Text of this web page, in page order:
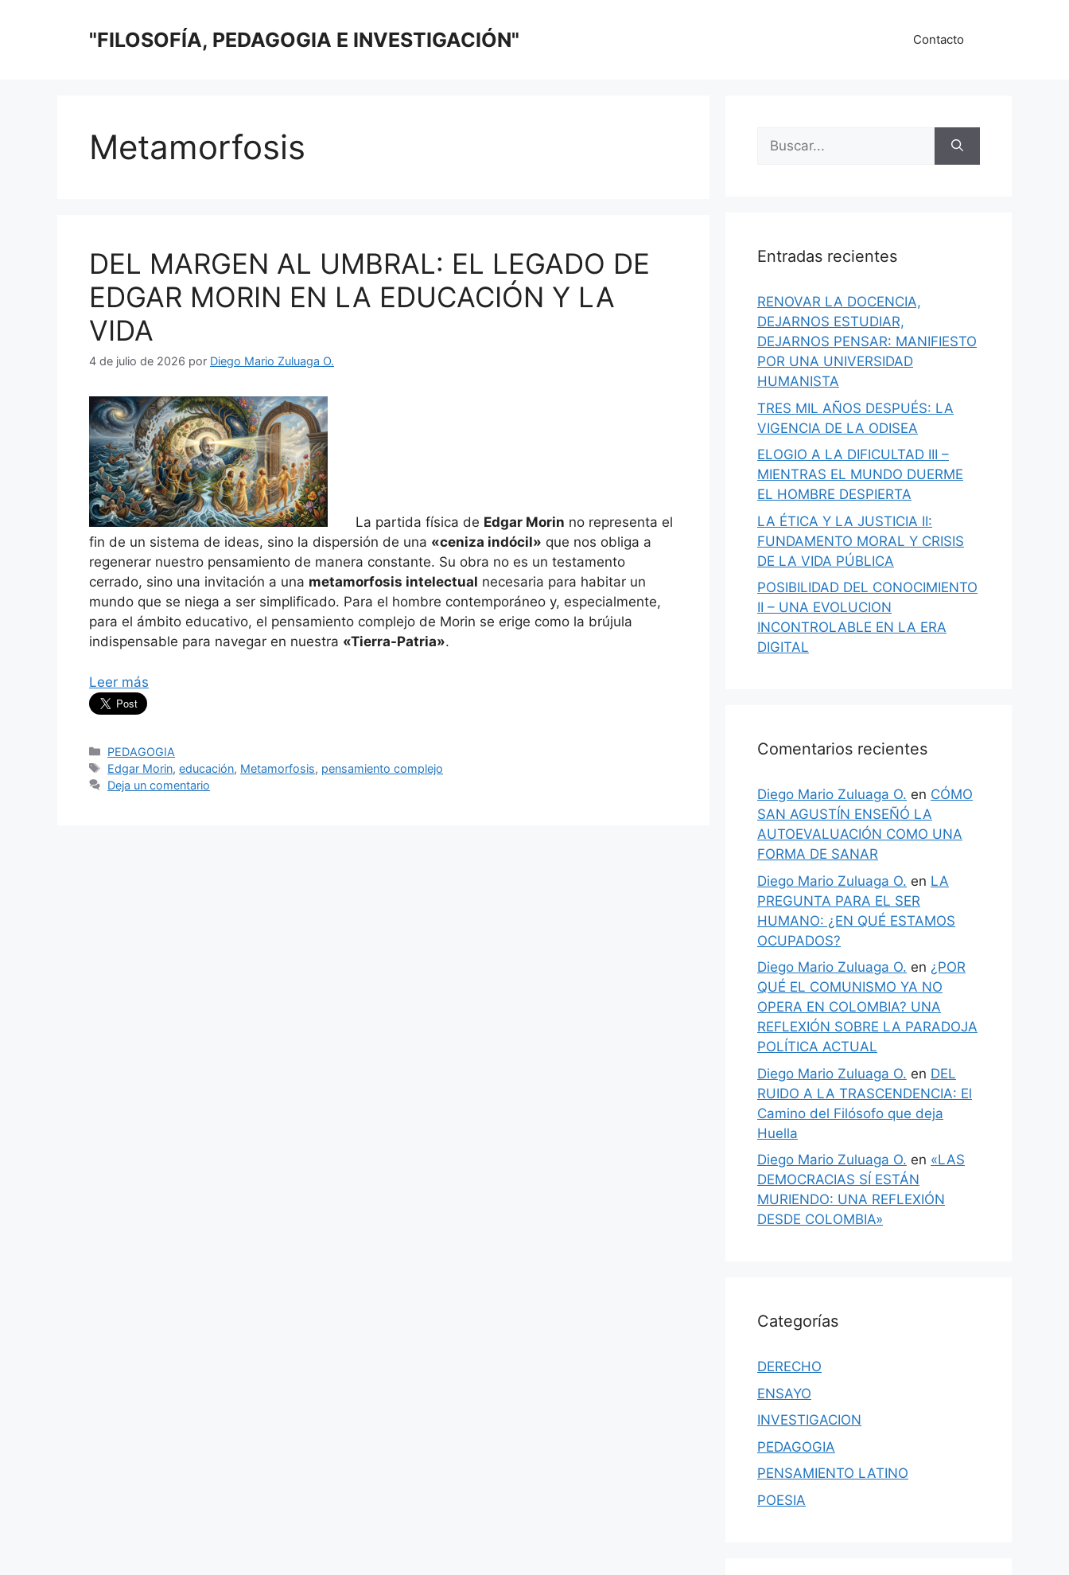
"FILOSOFÍA, PEDAGOGIA E INVESTIGACIÓN" Contacto
Metamorfosis
DEL MARGEN AL UMBRAL: EL LEGADO DE
EDGAR MORIN EN LA EDUCACIÓN Y LA
VIDA
4 de julio de 2026 por Diego Mario Zuluaga O.
La partida física de Edgar Morin no representa el
fin de un sistema de ideas, sino la dispersión de una «ceniza indócil» que nos obliga a
regenerar nuestro pensamiento de manera constante. Su obra no es un testamento
cerrado, sino una invitación a una metamorfosis intelectual necesaria para habitar un
mundo que se niega a ser simplificado. Para el hombre contemporáneo y, especialmente,
para el ámbito educativo, el pensamiento complejo de Morin se erige como la brújula
indispensable para navegar en nuestra «Tierra-Patria».
Leer más
Categorías
PEDAGOGIA
Etiquetas
Edgar Morin,educación, Metamorfosis, pensamiento complejo
Deja un comentario
Buscar:
Entradas recientes
RENOVAR LA DOCENCIA,
DEJARNOS ESTUDIAR,
DEJARNOS PENSAR: MANIFIESTO
POR UNA UNIVERSIDAD
HUMANISTA
TRES MIL AÑOS DESPUÉS: LA
VIGENCIA DE LA ODISEA
ELOGIO A LA DIFICULTAD III –
MIENTRAS EL MUNDO DUERME
EL HOMBRE DESPIERTA
LA ÉTICA Y LA JUSTICIA II:
FUNDAMENTO MORAL Y CRISIS
DE LA VIDA PÚBLICA
POSIBILIDAD DEL CONOCIMIENTO
II – UNA EVOLUCION
INCONTROLABLE EN LA ERA
DIGITAL
Comentarios recientes
Diego Mario Zuluaga O. en CÓMO
SAN AGUSTÍN ENSEÑÓ LA
AUTOEVALUACIÓN COMO UNA
FORMA DE SANAR
Diego Mario Zuluaga O. en LA
PREGUNTA PARA EL SER
HUMANO: ¿EN QUÉ ESTAMOS
OCUPADOS?
Diego Mario Zuluaga O. en ¿POR
QUÉ EL COMUNISMO YA NO
OPERA EN COLOMBIA? UNA
REFLEXIÓN SOBRE LA PARADOJA
POLÍTICA ACTUAL
Diego Mario Zuluaga O. en DEL
RUIDO A LA TRASCENDENCIA: El
Camino del Filósofo que deja
Huella
Diego Mario Zuluaga O. en «LAS
DEMOCRACIAS SÍ ESTÁN
MURIENDO: UNA REFLEXIÓN
DESDE COLOMBIA»
Categorías
DERECHO
ENSAYO
INVESTIGACION
PEDAGOGIA
PENSAMIENTO LATINO
POESIA